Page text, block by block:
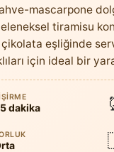
mascarpone
tiramisu
eşliğinde
için ideal bir
dakika